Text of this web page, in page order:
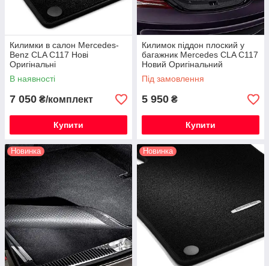
Килимки в салон Mercedes-
Benz CLA C117 Нові
Оригінальні
В наявності
7 050 ₴/комплект
Купити
Килимок піддон плоский у
багажник Mercedes CLA C117
Новий Оригінальний
Під замовлення
5 950 ₴
Купити
Новинка Новинка